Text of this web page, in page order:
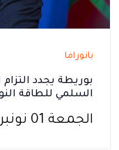
بانوراما
بوريطة يجدد
السلمي للطاقة
الجمعة 01 نونبر 2024